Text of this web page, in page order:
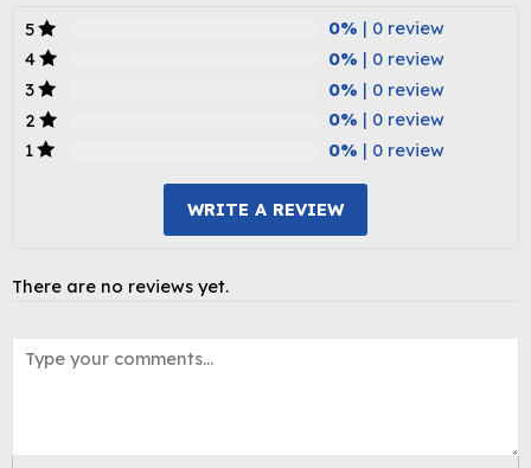
5 0% | 0 review
4
0% | 0 review
3
0% | 0 review
2
0% | 0 review
1
0% | 0 review
WRITE A REVIEW
There are no reviews yet.